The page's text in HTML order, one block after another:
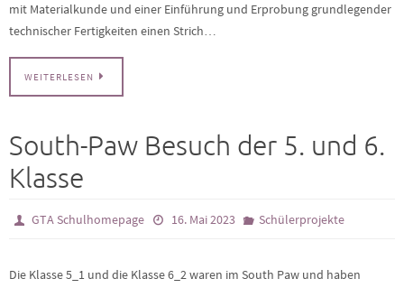
mit Materialkunde und einer Einführung und Erprobung grundlegender
technischer Fertigkeiten einen Strich…
WEITERLESEN
South-Paw Besuch der 5. und 6.
Klasse
GTA Schulhomepage 16. Mai 2023 Schülerprojekte
Die Klasse 5_1 und die Klasse 6_2 waren im South Paw und haben